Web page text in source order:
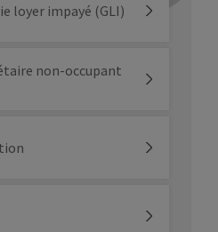
loyer impayé (GLI)
non-occupant